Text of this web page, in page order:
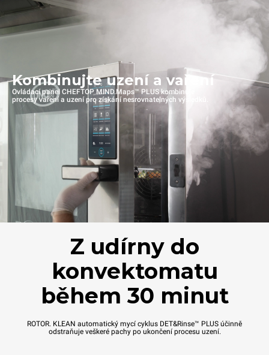
Kombinujte uzení a vaření
Ovládací panel CHEFTOP MIND.Maps™ PLUS kombinuje
procesy vaření a uzení pro získání nesrovnatelných výsledků.
Z udírny do
konvektomatu
během 30 minut
ROTOR. KLEAN automatický mycí cyklus DET&Rinse™ PLUS účinně
odstraňuje veškeré pachy po ukončení procesu uzení.